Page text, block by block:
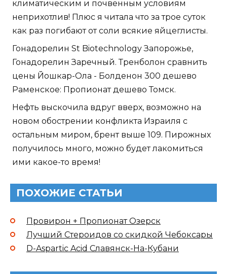
климатическим и почвенным условиям
неприхотлив! Плюс я читала что за трое суток
как раз погибают от соли всякие яйцеглисты.
Гонадорелин St Biotechnology Запорожье,
Гонадорелин Заречный. Тренболон сравнить
цены Йошкар-Ола - Болденон 300 дешево
Раменское: Пропионат дешево Томск.
Нефть выскочила вдруг вверх, возможно на
новом обострении конфликта Израиля с
остальным миром, брент выше 109. Пирожных
получилось много, можно будет лакомиться
ими какое-то время!
ПОХОЖИЕ СТАТЬИ
Провирон + Пропионат Озерск
Лучший Стероидов со скидкой Чебоксары
D-Aspartic Acid Славянск-На-Кубани